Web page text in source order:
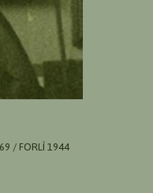
/ FORLÌ 1944